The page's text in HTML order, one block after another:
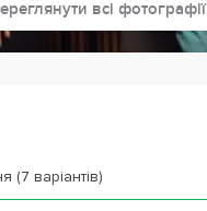
всі фотографії
(7 варіантів)